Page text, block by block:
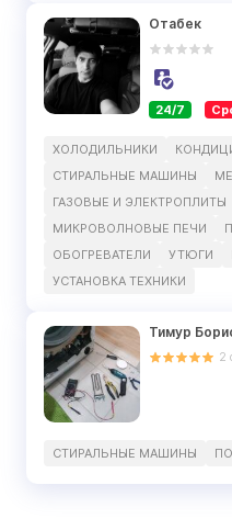
Отабек
24/7
ХОЛОДИЛЬНИКИ
СТИРАЛЬНЫЕ МАШИНЫ
ГАЗОВЫЕ И ЭЛЕКТРОПЛИТЫ
МИКРОВОЛНОВЫЕ ПЕЧИ
ОБОГРЕВАТЕЛИ
УТЮГИ
УСТАНОВКА ТЕХНИКИ
Тимур
2
СТИРАЛЬНЫЕ МАШИНЫ